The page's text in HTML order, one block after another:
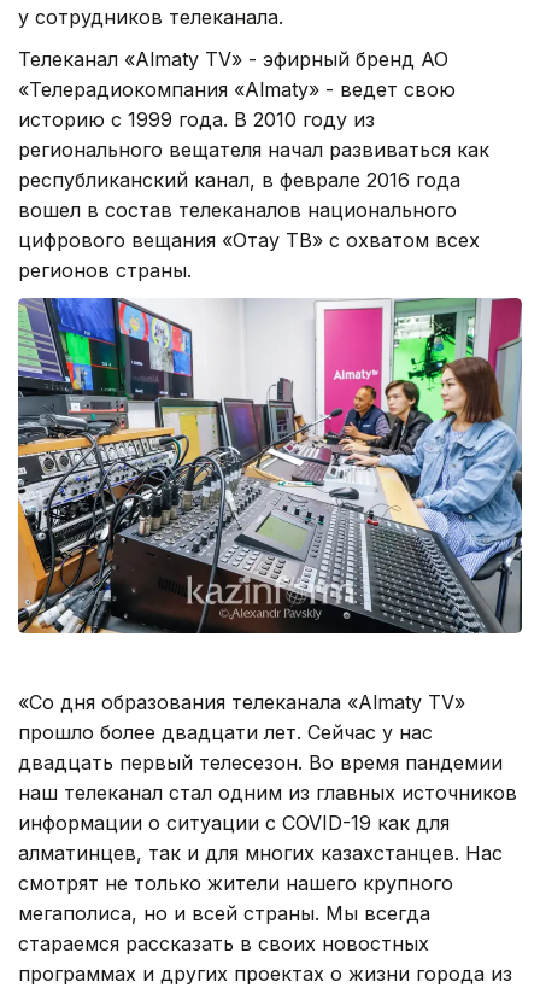
у сотрудников телеканала.
Телеканал «Almaty TV» - эфирный бренд АО
«Телерадиокомпания «Almaty» - ведет свою
историю с 1999 года. В 2010 году из
регионального вещателя начал развиваться как
республиканский канал, в феврале 2016 года
вошел в состав телеканалов национального
цифрового вещания «Отау ТВ» с охватом всех
регионов страны.
«Со дня образования телеканала «Almaty TV»
прошло более двадцати лет. Сейчас у нас
двадцать первый телесезон. Во время пандемии
наш телеканал стал одним из главных источников
информации о ситуации с COVID-19 как для
алматинцев, так и для многих казахстанцев. Нас
смотрят не только жители нашего крупного
мегаполиса, но и всей страны. Мы всегда
стараемся рассказать в своих новостных
программах и других проектах о жизни города из